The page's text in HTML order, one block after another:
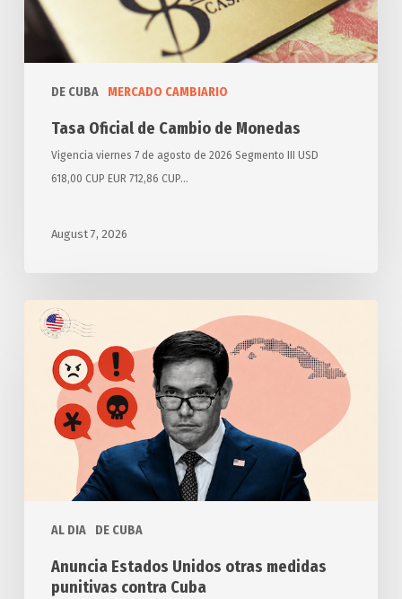
DE CUBA MERCADO CAMBIARIO
Monedas
Tasa Oficial de Cambio de Monedas
Vigencia viernes 7 de agosto de 2026 Segmento III USD
618,00 CUP EUR 712,86 CUP…
August 7, 2026
AL DIA DE CUBA
Anuncia
Estados
Unidos
medidas
punitivas
Anuncia Estados Unidos otras medidas
punitivas contra Cuba